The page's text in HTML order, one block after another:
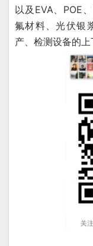
以及EVA、POE
氟材料、光伏银
产、检测设备的上